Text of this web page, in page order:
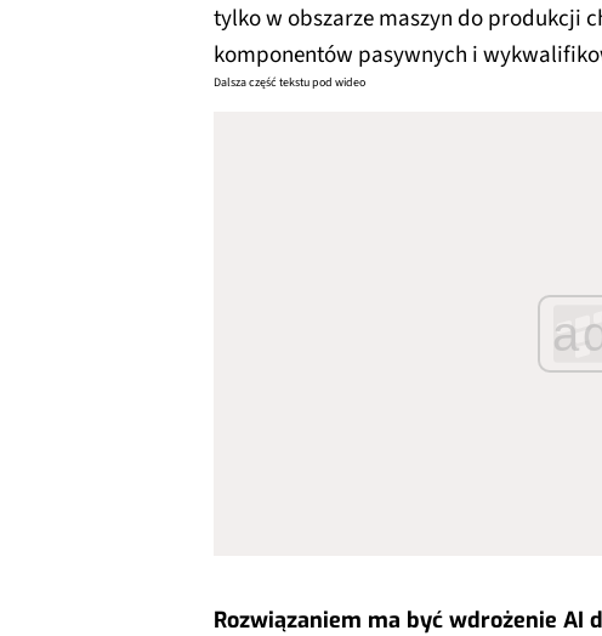
tylko w obszarze maszyn do produkcji
komponentów pasywnych i
Dalsza część tekstu pod wideo
Rozwiązaniem ma być wdrożenie AI